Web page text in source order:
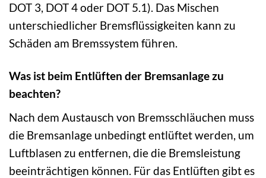
DOT 3, DOT 4 oder DOT 5.1). Das Mischen
unterschiedlicher Bremsflüssigkeiten kann zu
Schäden am Bremssystem führen.
Was ist beim Entlüften der Bremsanlage zu
beachten?
Nach dem Austausch von Bremsschläuchen muss
die Bremsanlage unbedingt entlüftet werden, um
Luftblasen zu entfernen, die die Bremsleistung
beeinträchtigen können. Für das Entlüften gibt es